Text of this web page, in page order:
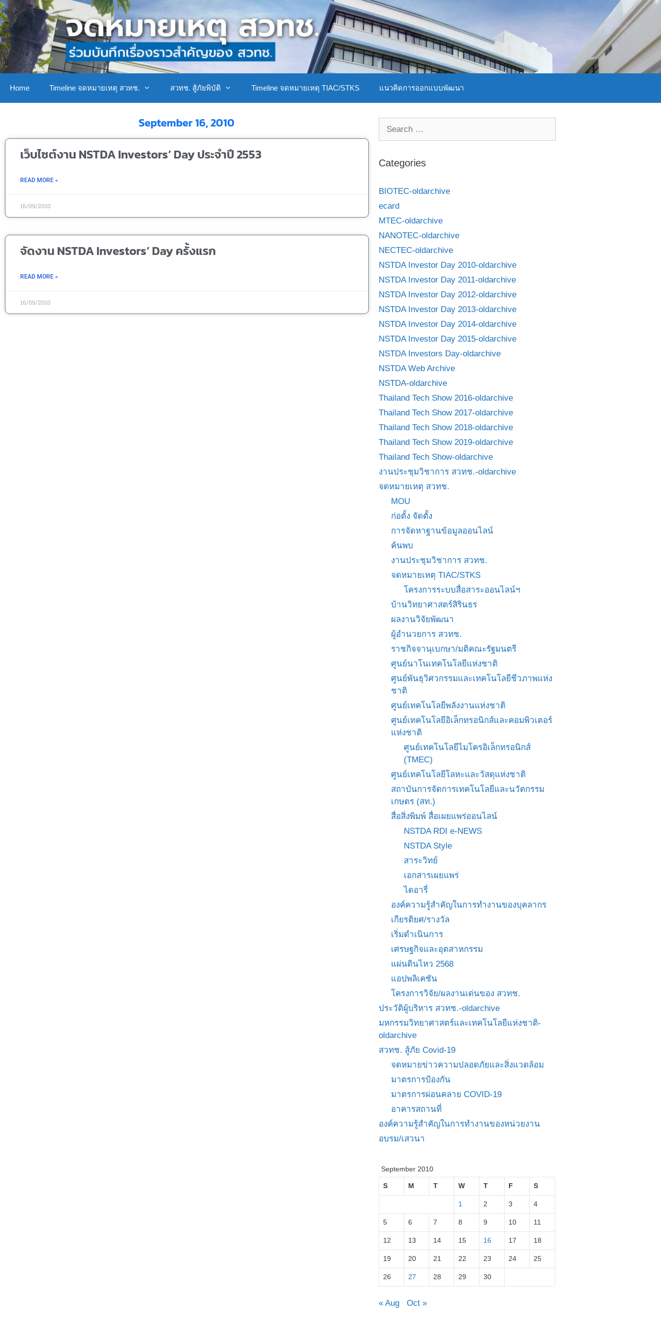
Home Timeline จดหมายเหตุ สวทช. สวทช. สู้ภัยพิบัติ Timeline จดหมายเหตุ TIAC/STKS แนวคิดการออกแบบพัฒนา
September 16, 2010
เว็บไซต์งาน NSTDA Investors’ Day ประจำปี 2553
READ MORE »
16/09/2010
จัดงาน NSTDA Investors’ Day ครั้งแรก
READ MORE »
16/09/2010
Categories
BIOTEC-oldarchive
ecard
MTEC-oldarchive
NANOTEC-oldarchive
NECTEC-oldarchive
NSTDA Investor Day 2010-oldarchive
NSTDA Investor Day 2011-oldarchive
NSTDA Investor Day 2012-oldarchive
NSTDA Investor Day 2013-oldarchive
NSTDA Investor Day 2014-oldarchive
NSTDA Investor Day 2015-oldarchive
NSTDA Investors Day-oldarchive
NSTDA Web Archive
NSTDA-oldarchive
Thailand Tech Show 2016-oldarchive
Thailand Tech Show 2017-oldarchive
Thailand Tech Show 2018-oldarchive
Thailand Tech Show 2019-oldarchive
Thailand Tech Show-oldarchive
งานประชุมวิชาการ สวทช.-oldarchive
จดหมายเหตุ สวทช.
MOU
ก่อตั้ง จัดตั้ง
การจัดหาฐานข้อมูลออนไลน์
ค้นพบ
งานประชุมวิชาการ สวทช.
จดหมายเหตุ TIAC/STKS
โครงการระบบสื่อสาระออนไลน์ฯ
บ้านวิทยาศาสตร์สิรินธร
ผลงานวิจัยพัฒนา
ผู้อำนวยการ สวทช.
ราชกิจจานุเบกษา/มติคณะรัฐมนตรี
ศูนย์นาโนเทคโนโลยีแห่งชาติ
ศูนย์พันธุวิศวกรรมและเทคโนโลยีชีวภาพแห่ง
ชาติ
ศูนย์เทคโนโลยีพลังงานแห่งชาติ
ศูนย์เทคโนโลยีอิเล็กทรอนิกส์และคอมพิวเตอร์
แห่งชาติ
ศูนย์เทคโนโลยีไมโครอิเล็กทรอนิกส์
(TMEC)
ศูนย์เทคโนโลยีโลหะและวัสดุแห่งชาติ
สถาบันการจัดการเทคโนโลยีและนวัตกรรม
เกษตร (สท.)
สื่อสิ่งพิมพ์ สื่อเผยแพร่ออนไลน์
NSTDA RDI e-NEWS
NSTDA Style
สาระวิทย์
เอกสารเผยแพร่
ไดอารี่
องค์ความรู้สำคัญในการทำงานของบุคลากร
เกียรติยศ/รางวัล
เริ่มดำเนินการ
เศรษฐกิจและอุตสาหกรรม
แผ่นดินไหว 2568
แอปพลิเคชัน
โครงการวิจัย/ผลงานเด่นของ สวทช.
ประวัติผู้บริหาร สวทช.-oldarchive
มหกรรมวิทยาศาสตร์และเทคโนโลยีแห่งชาติ-
oldarchive
สวทช. สู้ภัย Covid-19
จดหมายข่าวความปลอดภัยและสิ่งแวดล้อม
มาตรการป้องกัน
มาตรการผ่อนคลาย COVID-19
อาคารสถานที่
องค์ความรู้สำคัญในการทำงานของหน่วยงาน
อบรม/เสวนา
September 2010
S M T W T F S
1 2 3 4
5 6 7 8 9 10 11
12 13 14 15 16 17 18
19 20 21 22 23 24 25
26 27 28 29 30
« Aug Oct »